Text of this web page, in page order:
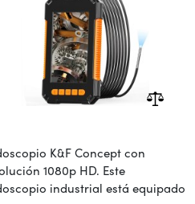
K&F Concept con
1080p HD. Este
industrial está equipado